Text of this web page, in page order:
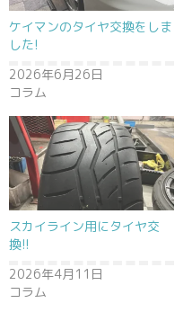
ケイマンのタイヤ交換をしま
した!
2026年6月26日
コラム
スカイライン用にタイヤ交
換!!
2026年4月11日
コラム